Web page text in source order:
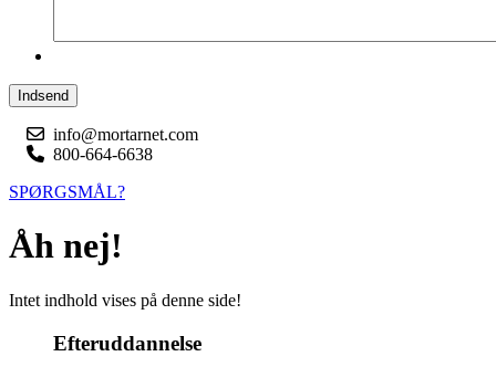
Indsend
info@mortarnet.com
800-664-6638
SPØRGSMÅL?
Åh nej!
Intet indhold vises på denne side!
Efteruddannelse